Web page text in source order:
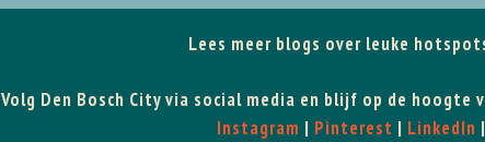
Lees meer blogs over leuke
Volg Den Bosch City via social media en blijf op de
Instagram | Pinterest | LinkedIn |